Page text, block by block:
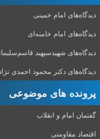
دیدگاه‌های امام خمینی
دیدگاه‌های امام خامنه‌ای
دیدگاه‌های شهید‌سپهبد
دیدگاه‌های دکتر محمود احمدی
پرونده های موضوعی
گفتمان امام و انقلاب
اقتصاد مقاومتی